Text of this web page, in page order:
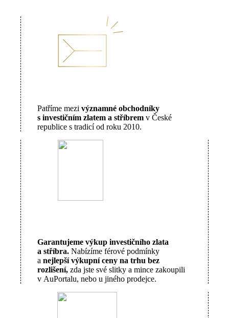
Patříme mezi významné obchodníky
s investičním zlatem a stříbrem v České
republice s tradicí od roku 2010.
Garantujeme výkup investičního zlata
a stříbra. Nabízíme férové podmínky
a nejlepší výkupní ceny na trhu bez
rozlišení, zda jste své slitky a mince zakoupili
v AuPortalu, nebo u jiného prodejce.